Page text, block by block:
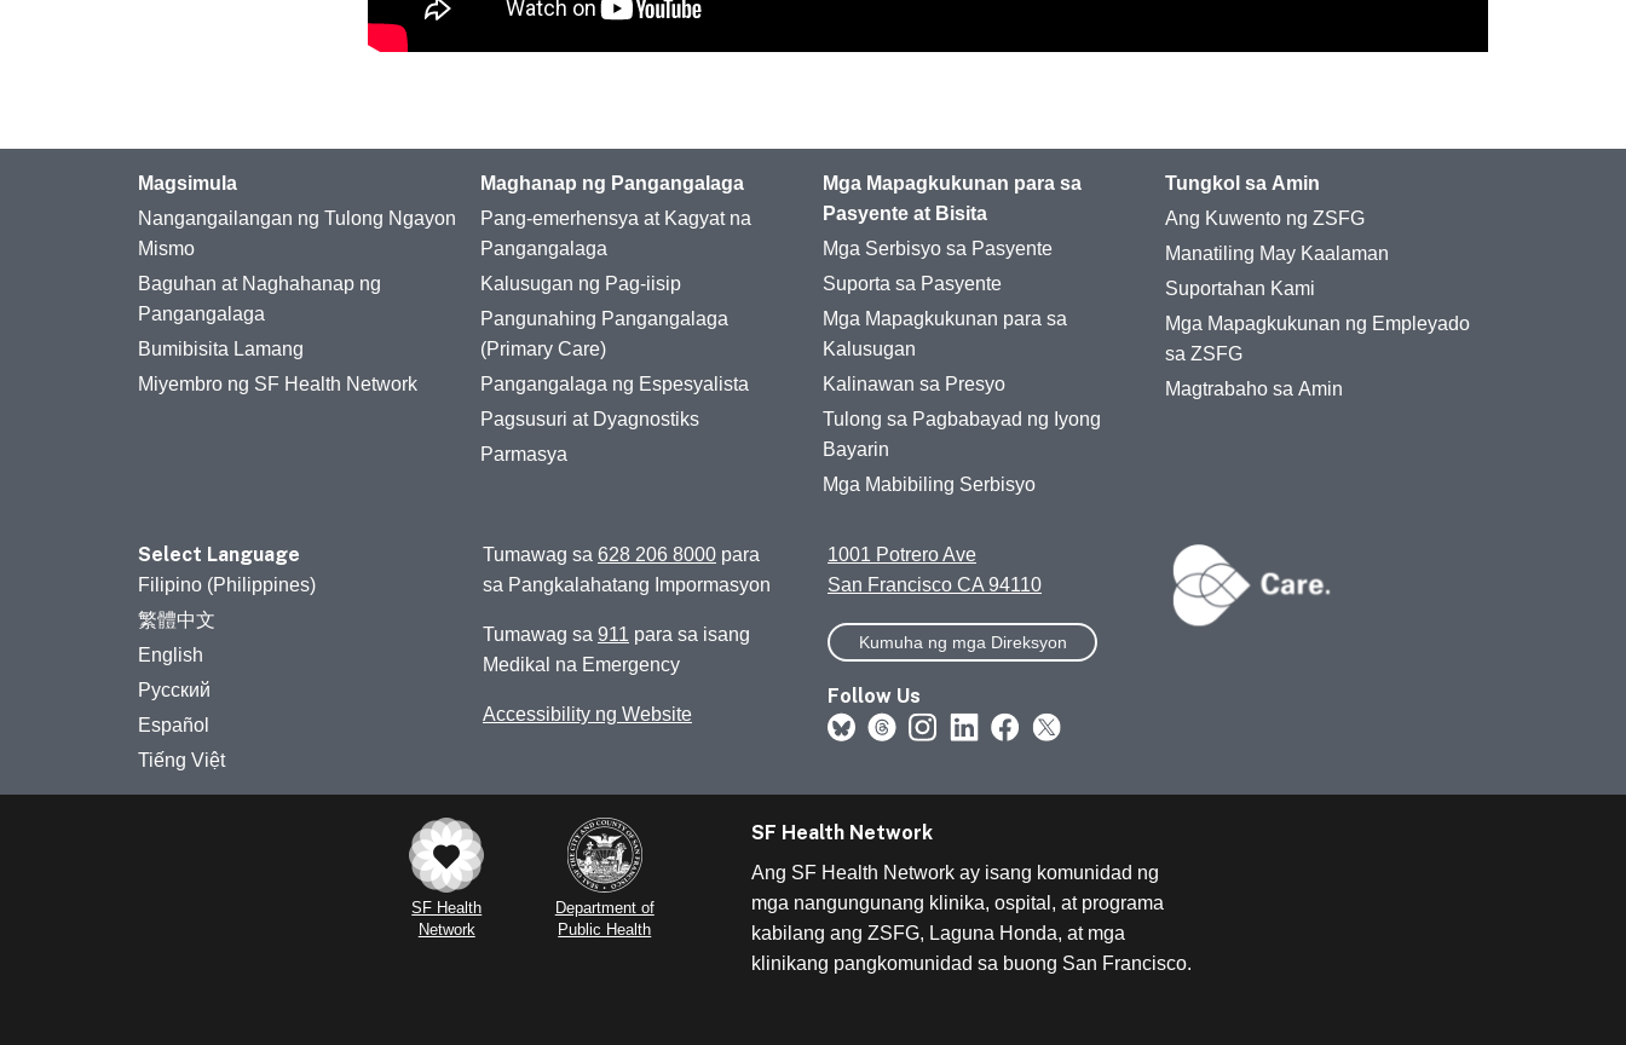
Magsimula
Nangangailangan ng Tulong Ngayon
Mismo
Baguhan at Naghahanap ng
Pangangalaga
Bumibisita Lamang
Miyembro ng SF Health Network
Maghanap ng Pangangalaga
Pang-emerhensya at Kagyat na
Pangangalaga
Kalusugan ng Pag-iisip
Pangunahing Pangangalaga
(Primary Care)
Pangangalaga ng Espesyalista
Pagsusuri at Dyagnostiks
Parmasya
Mga Mapagkukunan para sa
Pasyente at Bisita
Mga Serbisyo sa Pasyente
Suporta sa Pasyente
Mga Mapagkukunan para sa
Kalusugan
Kalinawan sa Presyo
Tulong sa Pagbabayad ng Iyong
Bayarin
Mga Mabibiling Serbisyo
Tungkol sa Amin
Ang Kuwento ng ZSFG
Manatiling May Kaalaman
Suportahan Kami
Mga Mapagkukunan ng Empleyado
sa ZSFG
Magtrabaho sa Amin
Select Language
Filipino (Philippines)
繁體中文
English
Русский
Español
Tiếng Việt
Tumawag sa 628 206 8000 para
sa Pangkalahatang Impormasyon
Tumawag sa 911 para sa isang
Medikal na Emergency
Accessibility ng Website
1001 Potrero Ave
San Francisco CA 94110
Kumuha ng mga Direksyon
Follow Us
SF Health
Network
Department of
Public Health
SF Health Network
Ang SF Health Network ay isang komunidad ng
mga nangungunang klinika, ospital, at programa
kabilang ang ZSFG, Laguna Honda, at mga
klinikang pangkomunidad sa buong San Francisco.